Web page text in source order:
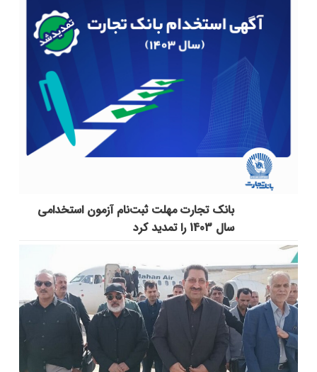
بانک تجارت مهلت ثبت‌نام آزمون استخدامی
سال 1403 را تمدید کرد